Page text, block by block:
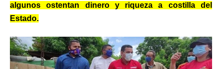
algunos ostentan dinero y riqueza a costilla del
Estado.